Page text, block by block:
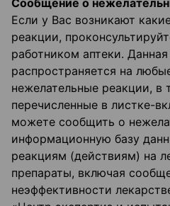
Сообщение о
Если у Вас возникают
реакции,
работником аптеки.
распространяется на
нежелательные реакции, в
перечисленные в листке-
можете сообщить о
информационную базу
реакциям (действиям) на
препараты, включая
неэффективности